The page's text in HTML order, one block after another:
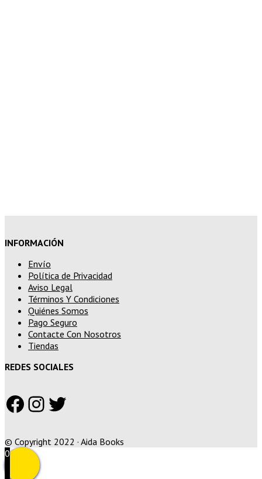
INFORMACIÓN
Envío
Política de Privacidad
Aviso Legal
Términos Y Condiciones
Quiénes Somos
Pago Seguro
Contacte Con Nosotros
Tiendas
REDES SOCIALES
Facebook
Instagram
Twitter
© Copyright 2022 · Aida Books
0